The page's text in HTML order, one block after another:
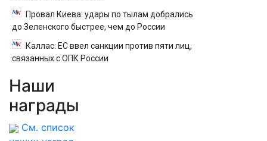
Провал Киева: удары по тылам добрались
до Зеленского быстрее, чем до России
Каллас: ЕС ввел санкции против пяти лиц,
связанных с ОПК России
Наши
награды
См. список